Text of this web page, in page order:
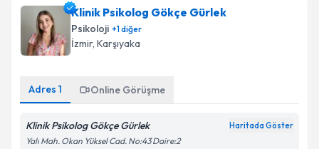
Klinik Psikolog Gökçe Gürlek
Psikoloji +1diğer
İzmir, Karşıyaka
Adres 1 Online Görüşme
Klinik Psikolog Gökçe Gürlek Haritada Göster
Yalı Mah. Okan Yüksel Cad. No:43 Daire:2